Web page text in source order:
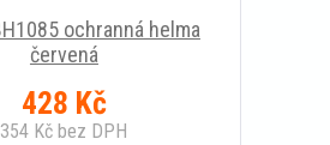
ochranná helma
červená
428 Kč
354 Kč bez DPH